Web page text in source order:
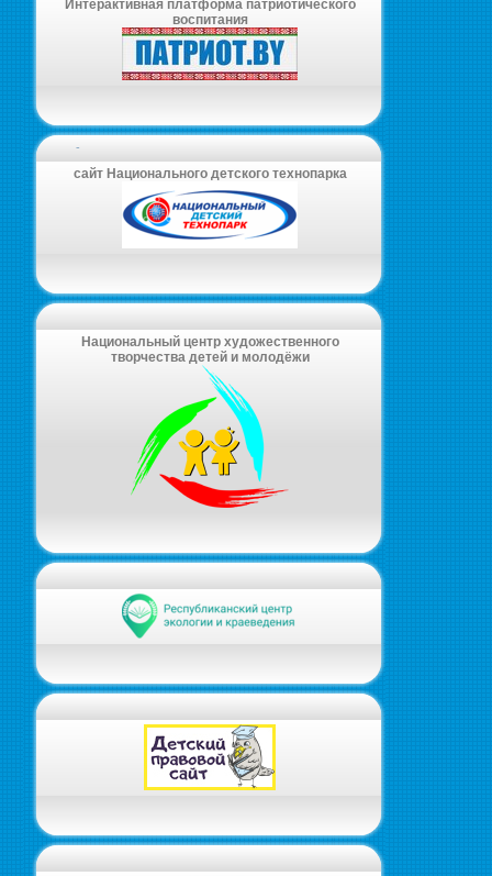
Интерактивная платформа патриотического
воспитания
-
сайт Национального детского технопарка
Национальный центр художественного
творчества детей и молодёжи